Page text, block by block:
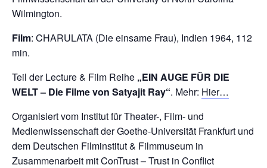
Wilmington.
Film: CHARULATA (Die einsame Frau), Indien 1964, 112
min.
Teil der Lecture & Film Reihe „EIN AUGE FÜR DIE
WELT – Die Filme von Satyajit Ray“. Mehr: Hier…
Organisiert vom Institut für Theater-, Film- und
Medienwissenschaft der Goethe-Universität Frankfurt und
dem Deutschen Filminstitut & Filmmuseum in
Zusammenarbeit mit ConTrust – Trust in Conflict